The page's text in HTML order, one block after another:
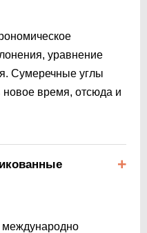
уравнение
Сумеречные углы
новое время, отсюда и
международно